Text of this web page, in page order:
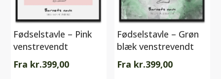
Fødselstavle – Pink
venstrevendt
Fra kr.399,00
Fødselstavle – Grøn
blæk venstrevendt
Fra kr.399,00